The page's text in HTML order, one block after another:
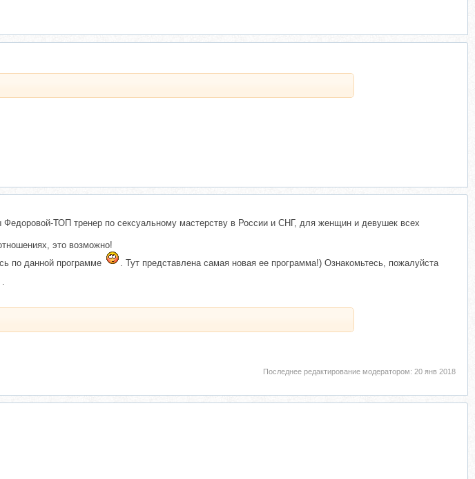
Федоровой-ТОП тренер по сексуальному мастерству в России и СНГ, для женщин и девушек всех
это возможно!
по данной программе
. Тут представлена самая новая ее программа!) Ознакомьтесь, пожалуйста
.
Последнее редактирование модератором: 20 янв 2018